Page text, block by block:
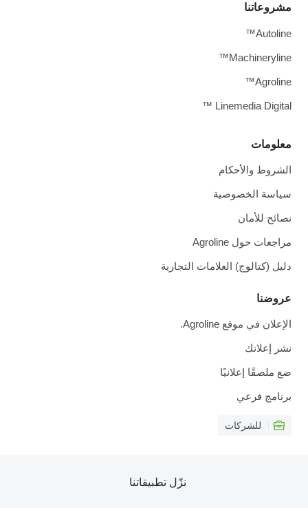
معلومات
الشروط والأحكام
سياسة الخصوصية
نصائح للأمان
مراجعات حول Agroline
دليل (كتالوج) العلامات التجارية
عروضنا
الإعلان في موقع Agroline.
نشر إعلانك
ضع ملصقًا إعلانيًا
برنامج فرعي
للشركات
مشروعاتنا
Autoline™
Machineryline™
Agroline™
Linemedia Digital ™
نزّل تطبيقاتنا